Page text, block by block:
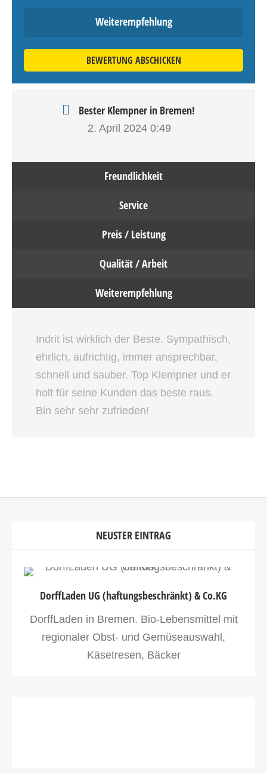
Weiterempfehlung
BEWERTUNG ABSCHICKEN
Bester Klempner in Bremen!
2. April 2024 0:49
Freundlichkeit
Service
Preis / Leistung
Qualität / Arbeit
Weiterempfehlung
Indrit ist wirklich der Beste. Sympathisch,
ehrlich, aufrichtig, immer ansprechbar,
schnell und sauber. Top Klempner und er
holt für seine Kunden das beste raus.
Bin sehr sehr zufrieden!
NEUSTER EINTRAG
DorffLaden UG (haftungsbeschränkt) & Co.KG
DorffLaden in Bremen. Bio-Lebensmittel mit
regionaler Obst- und Gemüseauswahl,
Käsetresen, Bäcker